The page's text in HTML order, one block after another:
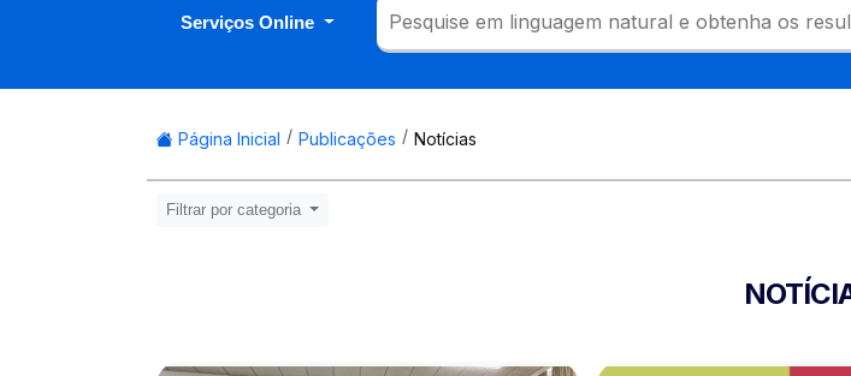
Serviços Online
Página Inicial Publicações Notícias
Filtrar por categoria